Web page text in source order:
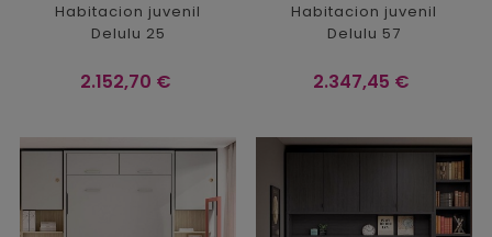
Habitacion juvenil
Delulu 25
Precio
2.152,70 €
Habitacion juvenil
Delulu 57
Precio
2.347,45 €